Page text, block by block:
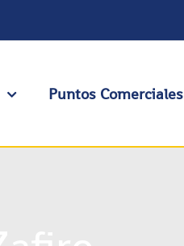
Puntos Comerciales